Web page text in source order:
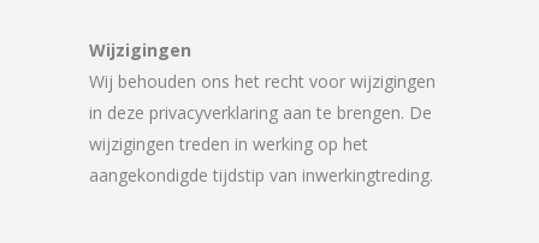
Wijzigingen
Wij behouden ons het recht voor wijzigingen
in deze privacyverklaring aan te brengen. De
wijzigingen treden in werking op het
aangekondigde tijdstip van inwerkingtreding.